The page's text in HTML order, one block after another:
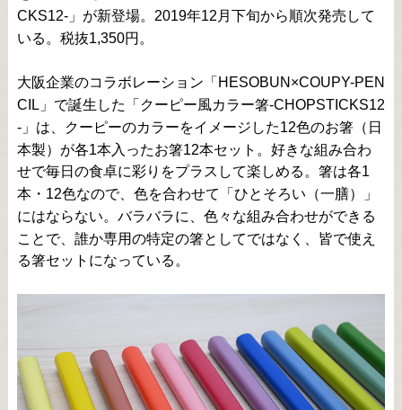
CKS12-」が新登場。2019年12月下旬から順次発売して
いる。税抜1,350円。
大阪企業のコラボレーション「HESOBUN×COUPY-PEN
CIL」で誕生した「クーピー風カラー箸-CHOPSTICKS12
-」は、クーピーのカラーをイメージした12色のお箸（日
本製）が各1本入ったお箸12本セット。好きな組み合わ
せで毎日の食卓に彩りをプラスして楽しめる。箸は各1
本・12色なので、色を合わせて「ひとそろい（一膳）」
にはならない。バラバラに、色々な組み合わせができる
ことで、誰か専用の特定の箸としてではなく、皆で使え
る箸セットになっている。